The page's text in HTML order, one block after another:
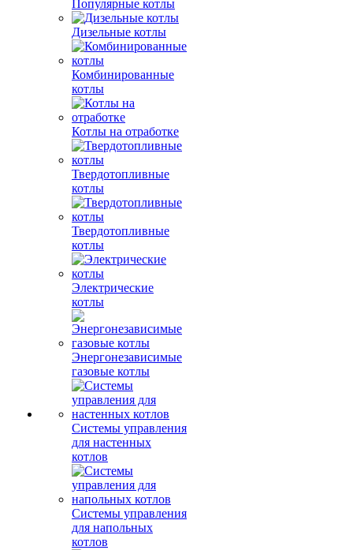
Популярные котлы
Дизельные котлы
Комбинированные
котлы
Котлы на отработке
Твердотопливные
котлы
Твердотопливные
котлы
Электрические
котлы
Энергонезависимые
газовые котлы
Системы управления
для настенных
котлов
Системы управления
для напольных
котлов